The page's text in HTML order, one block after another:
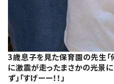
3歳息子を見た保育園の先生「
に激震が走ったまさかの光景
ず」「すげーー！！」